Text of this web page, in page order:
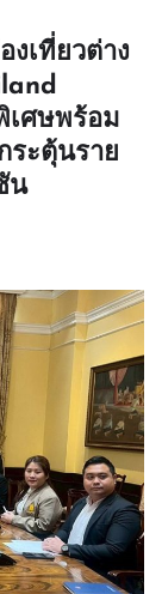
งเที่ยวต่าง
เศษพร้อม
ระตุ้นราย
น